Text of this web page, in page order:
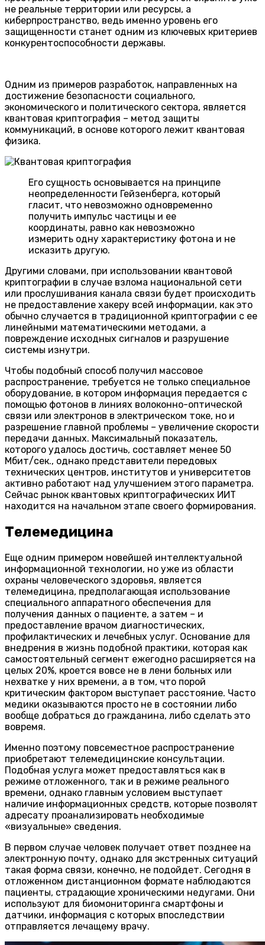
не реальные территории или ресурсы, а
киберпространство, ведь именно уровень его
защищенности станет одним из ключевых критериев
конкурентоспособности державы.
Одним из примеров разработок, направленных на
достижение безопасности социального,
экономического и политического сектора, является
квантовая криптография – метод защиты
коммуникаций, в основе которого лежит квантовая
физика.
Его сущность основывается на принципе
неопределенности Гейзенберга, который
гласит, что невозможно одновременно
получить импульс частицы и ее
координаты, равно как невозможно
измерить одну характеристику фотона и не
исказить другую.
Другими словами, при использовании квантовой
криптографии в случае взлома национальной сети
или прослушивания канала связи будет происходить
не предоставление хакеру всей информации, как это
обычно случается в традиционной криптографии с ее
линейными математическими методами, а
повреждение исходных сигналов и разрушение
системы изнутри.
Чтобы подобный способ получил массовое
распространение, требуется не только специальное
оборудование, в котором информация передается с
помощью фотонов в линиях волоконно-оптической
связи или электронов в электрическом токе, но и
разрешение главной проблемы – увеличение скорости
передачи данных. Максимальный показатель,
которого удалось достичь, составляет менее 50
Мбит/сек., однако представители передовых
технических центров, институтов и университетов
активно работают над улучшением этого параметра.
Сейчас рынок квантовых криптографических ИИТ
находится на начальном этапе своего формирования.
Телемедицина
Еще одним примером новейшей интеллектуальной
информационной технологии, но уже из области
охраны человеческого здоровья, является
телемедицина, предполагающая использование
специального аппаратного обеспечения для
получения данных о пациенте, а затем – и
предоставление врачом диагностических,
профилактических и лечебных услуг. Основание для
внедрения в жизнь подобной практики, которая как
самостоятельный сегмент ежегодно расширяется на
целых 20%, кроется вовсе не в лени больных или
нехватке у них времени, а в том, что порой
критическим фактором выступает расстояние. Часто
медики оказываются просто не в состоянии либо
вообще добраться до гражданина, либо сделать это
вовремя.
Именно поэтому повсеместное распространение
приобретают телемедицинские консультации.
Подобная услуга может предоставляться как в
режиме отложенного, так и в режиме реального
времени, однако главным условием выступает
наличие информационных средств, которые позволят
адресату проанализировать необходимые
«визуальные» сведения.
В первом случае человек получает ответ позднее на
электронную почту, однако для экстренных ситуаций
такая форма связи, конечно, не подойдет. Сегодня в
отложенном дистанционном формате наблюдаются
пациенты, страдающие хроническими недугами. Они
используют для биомониторинга смартфоны и
датчики, информация с которых впоследствии
отправляется лечащему врачу.